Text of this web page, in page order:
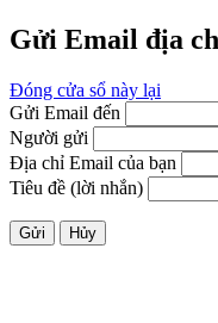
Gửi Email địa
Đóng cửa sổ này lại
Gửi Email đến
Người gửi
Địa chỉ Email của bạn
Tiêu đề (lời nhắn)
Gửi Hủy